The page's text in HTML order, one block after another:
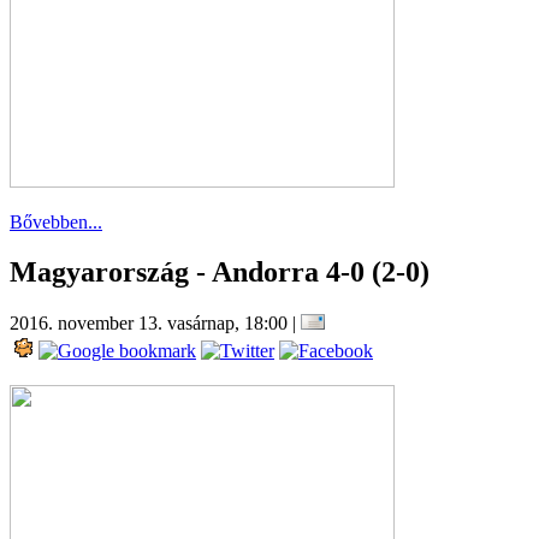
Bővebben...
Magyarország - Andorra 4-0 (2-0)
2016. november 13. vasárnap, 18:00 |